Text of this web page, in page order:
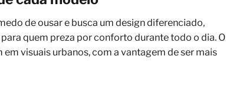
de ousar e busca um design diferenciado,
quem preza por conforto durante todo o dia. O
em visuais urbanos, com a vantagem de ser mais